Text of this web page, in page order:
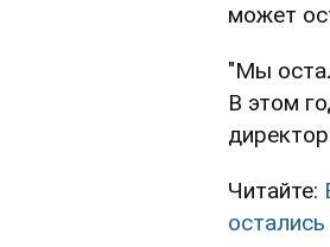
может
"Мы
В этом
Читайте: